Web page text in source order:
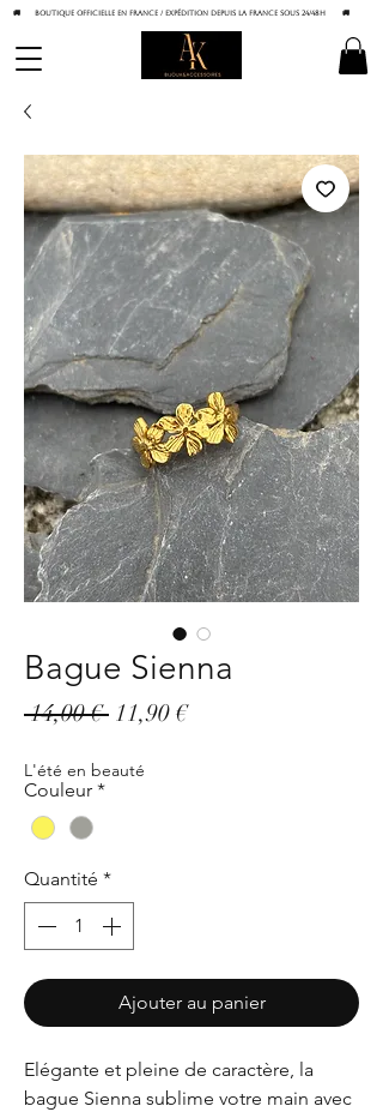
🚚 BOUTIQUE OFFICIELLE EN FRANCE / Expédition depuis la France sous 24/48h 🚚
Bague Sienna
14,00 € Prix
11,90 €Prix
L'été en beauté
Couleur *
Quantité *
Ajouter au panier
Elégante et pleine de caractère, la
bague Sienna sublime votre main avec